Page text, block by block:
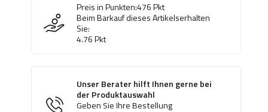
Preis in Punkten:476Pkt
Beim Barkauf dieses Artikelserhalten
Sie:
4.76Pkt
Unser Berater hilft Ihnen gerne bei
der Produktauswahl
Geben Sie Ihre Bestellung